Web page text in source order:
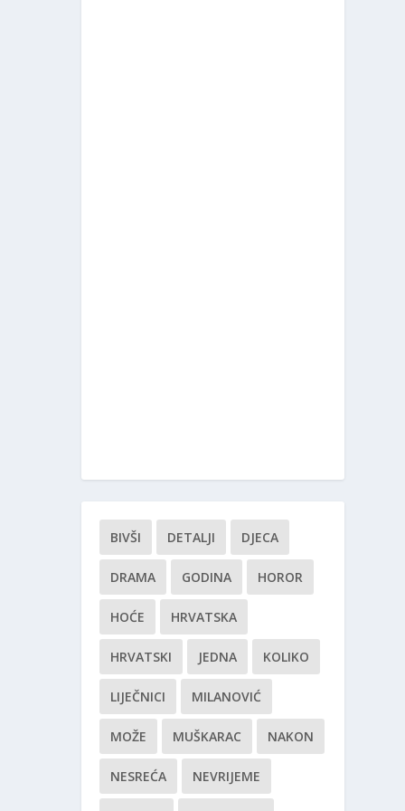
BIVŠI DETALJI DJECA
DRAMA GODINA HOROR
HOĆE HRVATSKA
HRVATSKI JEDNA KOLIKO
LIJEČNICI MILANOVIĆ
MOŽE MUŠKARAC NAKON
NESREĆA NEVRIJEME